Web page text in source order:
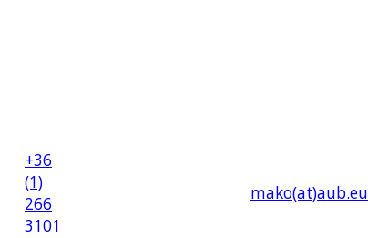
+36
(1)
266
3101
mako(at)aub.eu